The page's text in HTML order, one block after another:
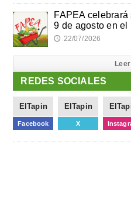
FAPEA
9 de agosto en
🕔 22/07/2026
REDES SOCIALES
ElTapin
Facebook
ElTapin
X